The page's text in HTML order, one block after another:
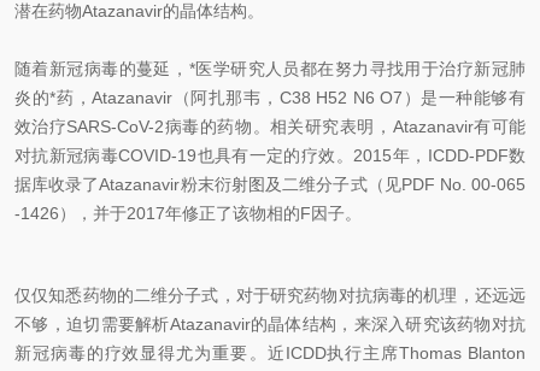
潜在药物Atazanavir的晶体结构。
随着新冠病毒的蔓延，*医学研究人员都在努力寻找用于治疗新冠肺
炎的*药，Atazanavir（阿扎那韦，C38 H52 N6 O7）是一种能够有
效治疗SARS-CoV-2病毒的药物。相关研究表明，Atazanavir有可能
对抗新冠病毒COVID-19也具有一定的疗效。2015年，ICDD-PDF数
据库收录了Atazanavir粉末衍射图及二维分子式（见PDF No. 00-065
-1426），并于2017年修正了该物相的F因子。
仅仅知悉药物的二维分子式，对于研究药物对抗病毒的机理，还远远
不够，迫切需要解析Atazanavir的晶体结构，来深入研究该药物对抗
新冠病毒的疗效显得尤为重要。近ICDD执行主席Thomas Blanton